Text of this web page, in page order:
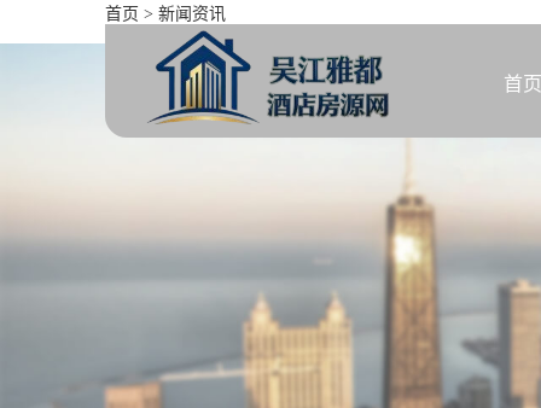
首页 > 新闻资讯
山水文园五期 3室 2厅
首页